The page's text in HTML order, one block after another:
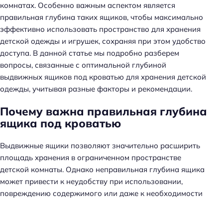
комнатах. Особенно важным аспектом является
правильная глубина таких ящиков, чтобы максимально
эффективно использовать пространство для хранения
детской одежды и игрушек, сохраняя при этом удобство
доступа. В данной статье мы подробно разберем
вопросы, связанные с оптимальной глубиной
выдвижных ящиков под кроватью для хранения детской
одежды, учитывая разные факторы и рекомендации.
Почему важна правильная глубина
ящика под кроватью
Выдвижные ящики позволяют значительно расширить
площадь хранения в ограниченном пространстве
детской комнаты. Однако неправильная глубина ящика
может привести к неудобству при использовании,
повреждению содержимого или даже к необходимости